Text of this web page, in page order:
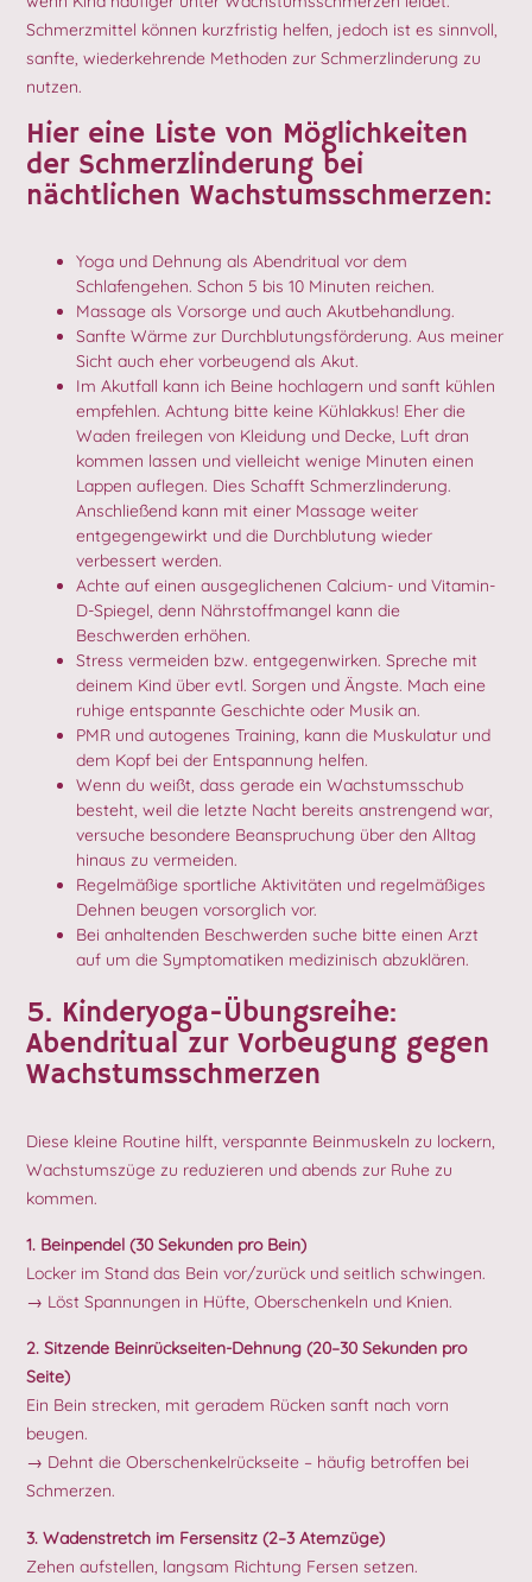
Schmerzmittel können kurzfristig helfen, jedoch ist es sinnvoll,
sanfte, wiederkehrende Methoden zur Schmerzlinderung zu
nutzen.
Hier eine Liste von Möglichkeiten
der Schmerzlinderung bei
nächtlichen Wachstumsschmerzen:
Yoga und Dehnung als Abendritual vor dem
Schlafengehen. Schon 5 bis 10 Minuten reichen.
Massage als Vorsorge und auch Akutbehandlung.
Sanfte Wärme zur Durchblutungsförderung. Aus meiner
Sicht auch eher vorbeugend als Akut.
Im Akutfall kann ich Beine hochlagern und sanft kühlen
empfehlen. Achtung bitte keine Kühlakkus! Eher die
Waden freilegen von Kleidung und Decke, Luft dran
kommen lassen und vielleicht wenige Minuten einen
Lappen auflegen. Dies Schafft Schmerzlinderung.
Anschließend kann mit einer Massage weiter
entgegengewirkt und die Durchblutung wieder
verbessert werden.
Achte auf einen ausgeglichenen Calcium- und Vitamin-
D-Spiegel, denn Nährstoffmangel kann die
Beschwerden erhöhen.
Stress vermeiden bzw. entgegenwirken. Spreche mit
deinem Kind über evtl. Sorgen und Ängste. Mach eine
ruhige entspannte Geschichte oder Musik an.
PMR und autogenes Training, kann die Muskulatur und
dem Kopf bei der Entspannung helfen.
Wenn du weißt, dass gerade ein Wachstumsschub
besteht, weil die letzte Nacht bereits anstrengend war,
versuche besondere Beanspruchung über den Alltag
hinaus zu vermeiden.
Regelmäßige sportliche Aktivitäten und regelmäßiges
Dehnen beugen vorsorglich vor.
Bei anhaltenden Beschwerden suche bitte einen Arzt
auf um die Symptomatiken medizinisch abzuklären.
5. Kinderyoga-Übungsreihe:
Abendritual zur Vorbeugung gegen
Wachstumsschmerzen
Diese kleine Routine hilft, verspannte Beinmuskeln zu lockern,
Wachstumszüge zu reduzieren und abends zur Ruhe zu
kommen.
1. Beinpendel (30 Sekunden pro Bein)
Locker im Stand das Bein vor/zurück und seitlich schwingen.
→ Löst Spannungen in Hüfte, Oberschenkeln und Knien.
2. Sitzende Beinrückseiten-Dehnung (20–30 Sekunden pro
Seite)
Ein Bein strecken, mit geradem Rücken sanft nach vorn
beugen.
→ Dehnt die Oberschenkelrückseite – häufig betroffen bei
Schmerzen.
3. Wadenstretch im Fersensitz (2–3 Atemzüge)
Zehen aufstellen, langsam Richtung Fersen setzen.